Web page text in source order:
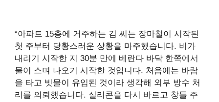
“아파트 15층에 거주하는 김 씨는 장마철이 시작된
첫 주부터 당황스러운 상황을 마주했습니다. 비가
내리기 시작한 지 30분 만에 베란다 바닥 한쪽에서
물이 스며 나오기 시작한 것입니다. 처음에는 바람
을 타고 빗물이 유입된 것이라 생각해 외부 방수 처
리를 의뢰했습니다. 실리콘을 다시 바르고 창틀 주